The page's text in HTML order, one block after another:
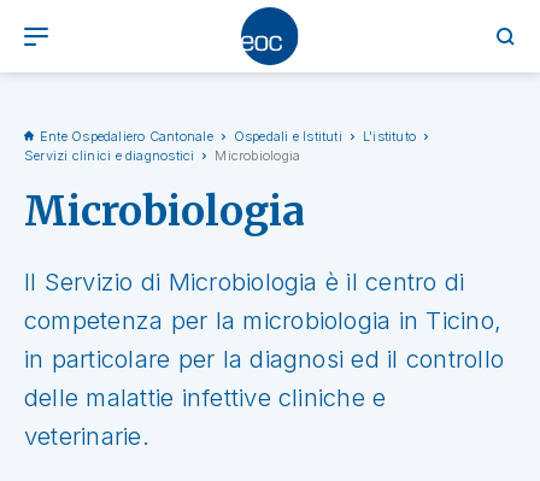
Ente Ospedaliero Cantonale Ospedali e Istituti
L'istituto
Servizi clinici e diagnostici
Microbiologia
Microbiologia
Il Servizio di Microbiologia è il centro di
competenza per la microbiologia in Ticino,
in particolare per la diagnosi ed il controllo
delle malattie infettive cliniche e
veterinarie.